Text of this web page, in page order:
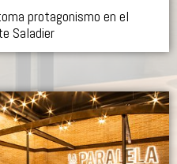
protagonismo en el
Saladier